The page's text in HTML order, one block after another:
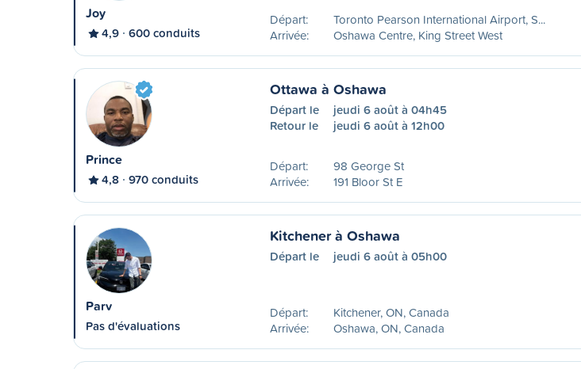
Joy
4,9 600 conduits
Départ:
Toronto Pearson International Airport, S...
Arrivée:
Oshawa Centre, King Street West
Prince
4,8 970 conduits
Ottawa à Oshawa
Départ le
jeudi 6 août à 04h45
Retour le
jeudi 6 août à 12h00
Départ:
98 George St
Arrivée:
191 Bloor St E
Parv
Pas d'évaluations
Kitchener à Oshawa
Départ le jeudi 6 août à 05h00
Départ:
Kitchener, ON, Canada
Arrivée:
Oshawa, ON, Canada